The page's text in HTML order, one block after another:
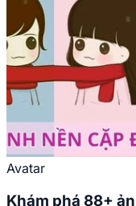
Avatar
Khám phá 88+